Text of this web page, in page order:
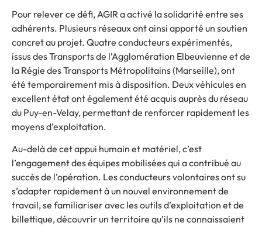
Pour relever ce défi, AGIR a activé la solidarité entre ses
adhérents. Plusieurs réseaux ont ainsi apporté un soutien
concret au projet. Quatre conducteurs expérimentés,
issus des Transports de l’Agglomération Elbeuvienne et de
la Régie des Transports Métropolitains (Marseille), ont
été temporairement mis à disposition. Deux véhicules en
excellent état ont également été acquis auprès du réseau
du Puy-en-Velay, permettant de renforcer rapidement les
moyens d’exploitation.
Au-delà de cet appui humain et matériel, c’est
l’engagement des équipes mobilisées qui a contribué au
succès de l’opération. Les conducteurs volontaires ont su
s’adapter rapidement à un nouvel environnement de
travail, se familiariser avec les outils d’exploitation et de
billettique, découvrir un territoire qu’ils ne connaissaient